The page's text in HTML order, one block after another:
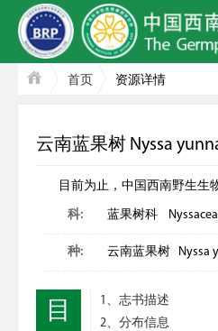
首页 资源详情
云南蓝果树 Nyssa
目前为止，中国西南野生生
科: 蓝果树科
种: 云南蓝果树 Nyssa
目
1、志书描述
2、分布信息